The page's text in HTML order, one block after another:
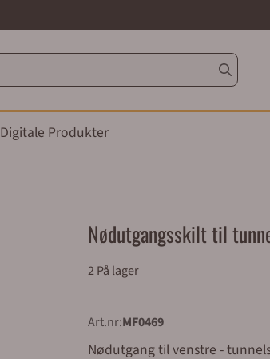
Digitale Produkter
Nødutgangsskilt til
2 På lager
Art.nr:MF0469
Nødutgang til venstre -